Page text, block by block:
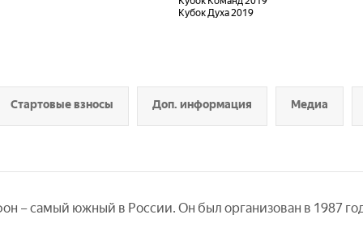
Кубок Духа 2019
Стартовые взносы Доп. информация Медиа
– самый южный в России. Он был организован в 1987